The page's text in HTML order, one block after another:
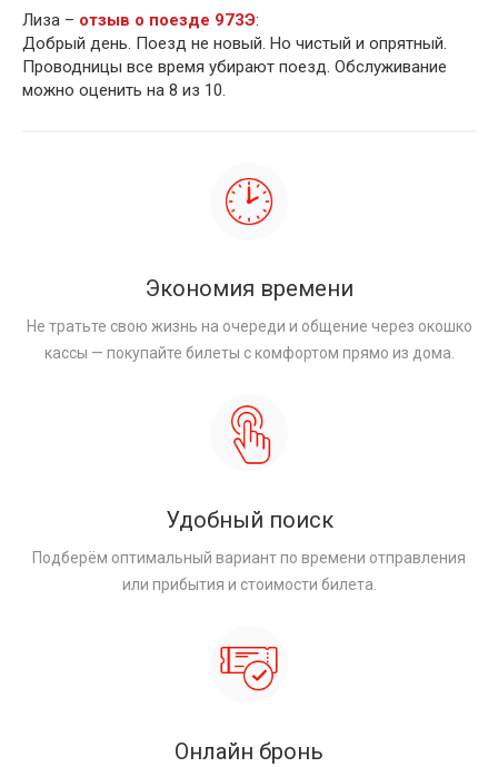
Лиза – отзыв о поезде 973Э:
Добрый день. Поезд не новый. Но чистый и опрятный.
Проводницы все время убирают поезд. Обслуживание
можно оценить на 8 из 10.
Экономия времени
Не тратьте свою жизнь на очереди и общение через окошко
кассы — покупайте билеты с комфортом прямо из дома.
Удобный поиск
Подберём оптимальный вариант по времени отправления
или прибытия и стоимости билета.
Онлайн бронь